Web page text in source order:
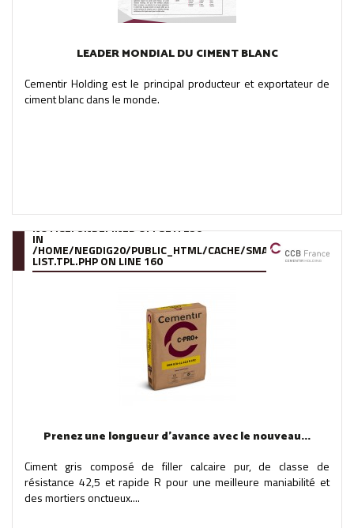
LEADER MONDIAL DU CIMENT BLANC
Cementir Holding est le principal producteur et exportateur de
ciment blanc dans le monde.
NOTICE: UNDEFINED OFFSET: 250
IN
/HOME/NEGDIG20/PUBLIC_HTML/CACHE/SMARTY/
LIST.TPL.PHPON LINE 160
Prenez une longueur d'avance avec le nouveau...
Ciment gris composé de filler calcaire pur, de classe de
résistance 42,5 et rapide R pour une meilleure maniabilité et
des mortiers onctueux....